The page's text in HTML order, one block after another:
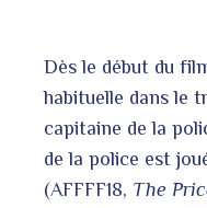
Dès le début du
habituelle dans le
capitaine de la
de la police est
(AFFFF18, The